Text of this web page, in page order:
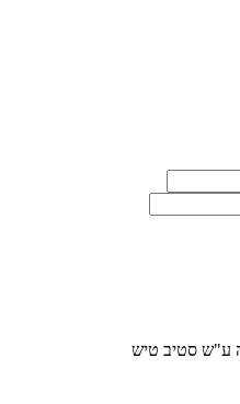
ע"ש סטיב טיש